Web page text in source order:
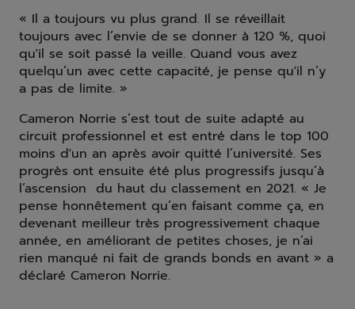
« Il a toujours vu plus grand. Il se réveillait
toujours avec l’envie de se donner à 120 %, quoi
qu'il se soit passé la veille. Quand vous avez
quelqu’un avec cette capacité, je pense qu'il n’y
a pas de limite. »
Cameron Norrie s’est tout de suite adapté au
circuit professionnel et est entré dans le top 100
moins d'un an après avoir quitté l’université. Ses
progrès ont ensuite été plus progressifs jusqu’à
l’ascension du haut du classement en 2021. « Je
pense honnêtement qu’en faisant comme ça, en
devenant meilleur très progressivement chaque
année, en améliorant de petites choses, je n’ai
rien manqué ni fait de grands bonds en avant » a
déclaré Cameron Norrie.